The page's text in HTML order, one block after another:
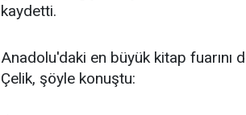
kaydetti.
Anadolu'daki en büyük kitap fuarını
Çelik, şöyle konuştu: